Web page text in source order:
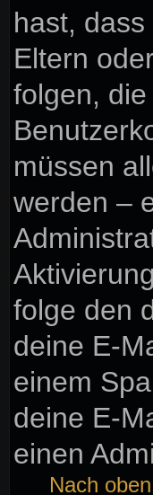
hast,
Eltern
folgen,
müssen
werden –
folge den
deine E-
einem
deine E-
einen
Nach oben